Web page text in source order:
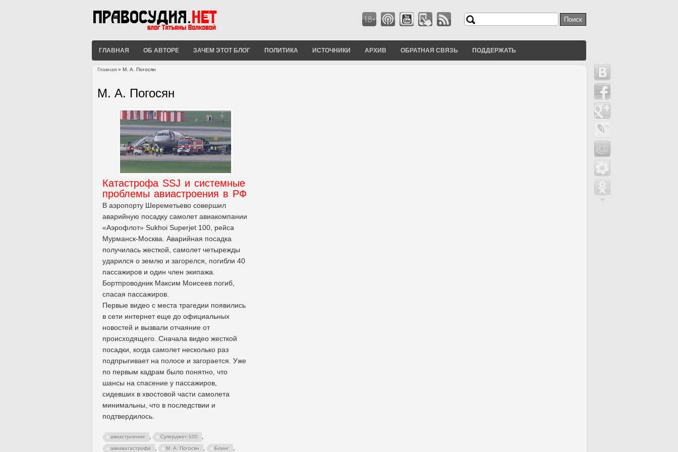
Форма поиска
Поиск
ГЛАВНАЯ ОБ АВТОРЕ ЗАЧЕМ ЭТОТ БЛОГ ПОЛИТИКА ИСТОЧНИКИ АРХИВ ОБРАТНАЯ СВЯЗЬ ПОДДЕРЖАТЬ
Главная » М. А. Погосян
М. А. Погосян
Катастрофа SSJ и системные
проблемы авиастроения в РФ
В аэропорту Шереметьево совершил
аварийную посадку самолет авиакомпании
«Аэрофлот» Sukhoi Superjet 100, рейса
Мурманск-Москва. Аварийная посадка
получилась жесткой, самолет четырежды
ударился о землю и загорелся, погибли 40
пассажиров и один член экипажа.
Бортпроводник Максим Моисеев погиб,
спасая пассажиров.
Первые видео с места трагедии появились
в сети интернет еще до официальных
новостей и вызвали отчаяние от
происходящего. Сначала видео жесткой
посадки, когда самолет несколько раз
подпрыгивает на полосе и загорается. Уже
по первым кадрам было понятно, что
шансы на спасение у пассажиров,
сидевших в хвостовой части самолета
минимальны, что в последствии и
подтвердилось.
авиастроение , Суперджет-100 ,
авиакатастрофа , М. А. Погосян , Боинг ,